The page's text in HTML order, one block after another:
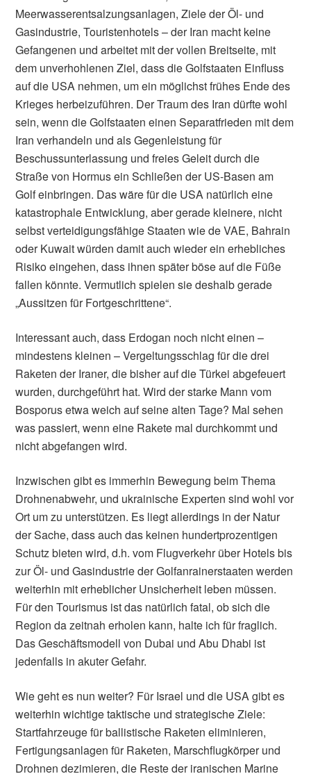
Meerwasserentsalzungsanlagen, Ziele der Öl- und
Gasindustrie, Touristenhotels – der Iran macht keine
Gefangenen und arbeitet mit der vollen Breitseite, mit
dem unverhohlenen Ziel, dass die Golfstaaten Einfluss
auf die USA nehmen, um ein möglichst frühes Ende des
Krieges herbeizuführen. Der Traum des Iran dürfte wohl
sein, wenn die Golfstaaten einen Separatfrieden mit dem
Iran verhandeln und als Gegenleistung für
Beschussunterlassung und freies Geleit durch die
Straße von Hormus ein Schließen der US-Basen am
Golf einbringen. Das wäre für die USA natürlich eine
katastrophale Entwicklung, aber gerade kleinere, nicht
selbst verteidigungsfähige Staaten wie de VAE, Bahrain
oder Kuwait würden damit auch wieder ein erhebliches
Risiko eingehen, dass ihnen später böse auf die Füße
fallen könnte. Vermutlich spielen sie deshalb gerade
„Aussitzen für Fortgeschrittene“.
Interessant auch, dass Erdogan noch nicht einen –
mindestens kleinen – Vergeltungsschlag für die drei
Raketen der Iraner, die bisher auf die Türkei abgefeuert
wurden, durchgeführt hat. Wird der starke Mann vom
Bosporus etwa weich auf seine alten Tage? Mal sehen
was passiert, wenn eine Rakete mal durchkommt und
nicht abgefangen wird.
Inzwischen gibt es immerhin Bewegung beim Thema
Drohnenabwehr, und ukrainische Experten sind wohl vor
Ort um zu unterstützen. Es liegt allerdings in der Natur
der Sache, dass auch das keinen hundertprozentigen
Schutz bieten wird, d.h. vom Flugverkehr über Hotels bis
zur Öl- und Gasindustrie der Golfanrainerstaaten werden
weiterhin mit erheblicher Unsicherheit leben müssen.
Für den Tourismus ist das natürlich fatal, ob sich die
Region da zeitnah erholen kann, halte ich für fraglich.
Das Geschäftsmodell von Dubai und Abu Dhabi ist
jedenfalls in akuter Gefahr.
Wie geht es nun weiter? Für Israel und die USA gibt es
weiterhin wichtige taktische und strategische Ziele:
Startfahrzeuge für ballistische Raketen eliminieren,
Fertigungsanlagen für Raketen, Marschflugkörper und
Drohnen dezimieren, die Reste der iranischen Marine